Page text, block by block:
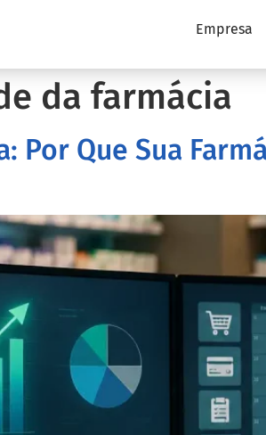
Empresa
da farmácia
Por Que Sua